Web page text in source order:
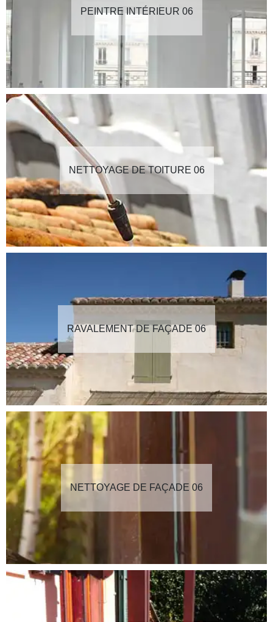
PEINTRE INTÉRIEUR 06
NETTOYAGE DE TOITURE 06
RAVALEMENT DE FAÇADE 06
NETTOYAGE DE FAÇADE 06